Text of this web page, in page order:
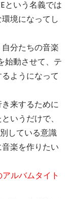
という名義では
境になってし
分たちの音楽
始動させて、テ
ようになって
来するために
いうだけで、
している意識
楽を作りたい
ルバムタイト